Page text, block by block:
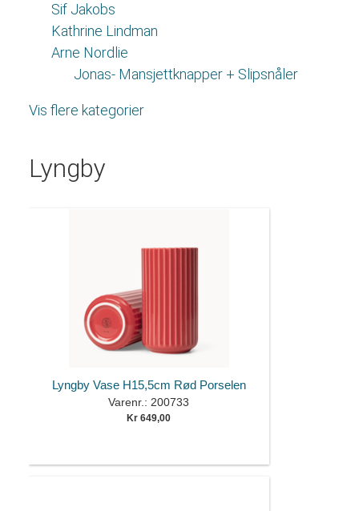
Sif Jakobs
Kathrine Lindman
Arne Nordlie
Jonas- Mansjettknapper + Slipsnåler
Vis flere kategorier
Lyngby
Lyngby Vase H15,5cm Rød Porselen
Varenr.: 200733
Kr 649,00